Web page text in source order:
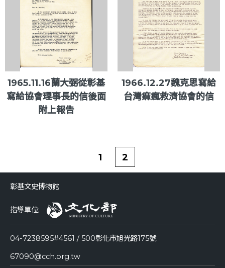
1965.11.16蘭大弼從彰基
寫給協會理事長的信後面
附上報告
1966.12.27魏克思寫給
台灣痲瘋救濟協會的信
1 2
彰基文史博物館
指導單位:
04-7238595#4561 / 500彰化市旭光路175號
67090@cch.org.tw